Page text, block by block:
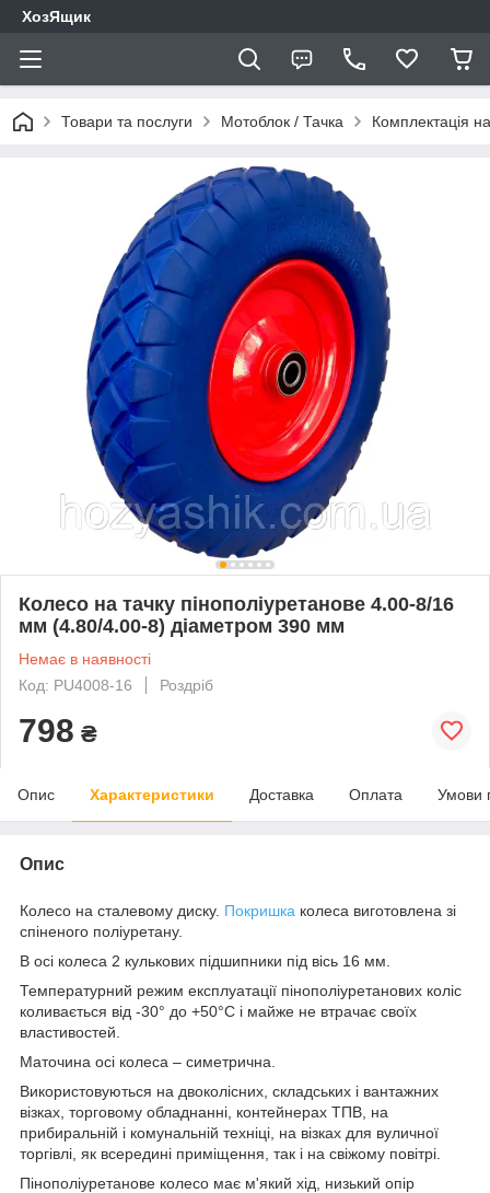
ХозЯщик
Товари та послуги Мотоблок / Тачка Комплектація
Колесо на тачку пінополіуретанове 4.00-8/16
мм (4.80/4.00-8) діаметром 390 мм
Немає в наявності
Код: PU4008-16
Роздріб
798 ₴
Опис Характеристики Доставка Оплата Умови
Опис
Колесо на сталевому диску. Покришка колеса виготовлена зі
спіненого поліуретану.
В осі колеса 2 кулькових підшипники під вісь 16 мм.
Температурний режим експлуатації пінополіуретанових коліс
коливається від -30° до +50°С і майже не втрачає своїх
властивостей.
Маточина осі колеса – симетрична.
Використовуються на двоколісних, складських і вантажних
візках, торговому обладнанні, контейнерах ТПВ, на
прибиральній і комунальній техніці, на візках для вуличної
торгівлі, як всередині приміщення, так і на свіжому повітрі.
Пінополіуретанове колесо має м'який хід, низький опір